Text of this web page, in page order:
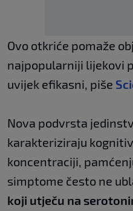
Ovo otkriće pomaže
najpopularniji lijekovi
uvijek efikasni, piše
Nova podvrsta
karakteriziraju
koncentraciji,
simptome često ne
koji utječu na